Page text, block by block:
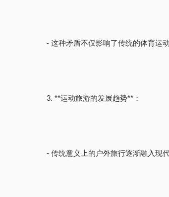
- 这种矛盾不仅影响了传统的体育运
3. **运动旅游的发展趋势**：
- 传统意义上的户外旅行逐渐融入现